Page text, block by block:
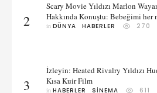
2
Scary Movie Yıldızı Marlon
Hakkında Konuştu: Bebeğimi her
in DÜNYA HABERLER 270
3
İzleyin: Heated Rivalry Yıldızı
Kısa Kuir Film
in HABERLER SINEMA 611